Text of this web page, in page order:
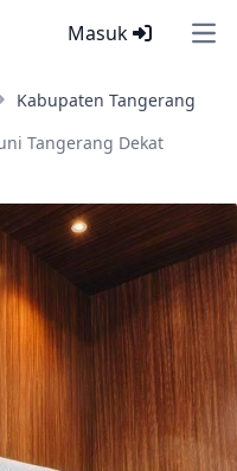
Masuk
Kabupaten Tangerang
Tangerang Dekat